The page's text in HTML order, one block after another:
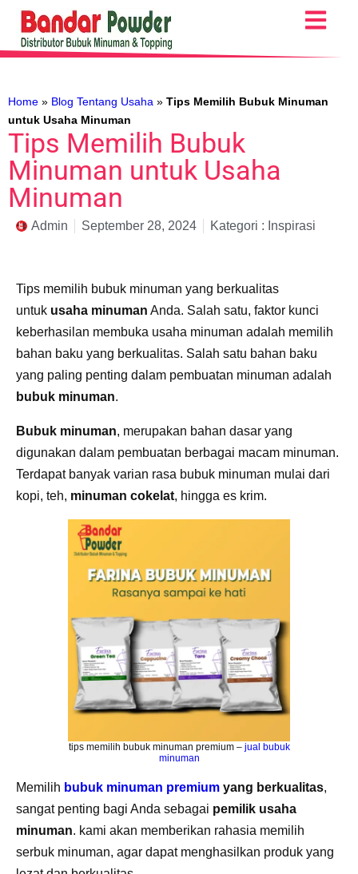
Home » Blog Tentang Usaha » Tips Memilih Bubuk Minuman
untuk Usaha Minuman
Tips Memilih Bubuk
Minuman untuk Usaha
Minuman
Admin September 28, 2024 Kategori : Inspirasi
Tips memilih bubuk minuman yang berkualitas
untuk usaha minuman Anda. Salah satu, faktor kunci
keberhasilan membuka usaha minuman adalah memilih
bahan baku yang berkualitas. Salah satu bahan baku
yang paling penting dalam pembuatan minuman adalah
bubuk minuman.
Bubuk minuman, merupakan bahan dasar yang
digunakan dalam pembuatan berbagai macam minuman.
Terdapat banyak varian rasa bubuk minuman mulai dari
kopi, teh, minuman cokelat, hingga es krim.
tips memilih bubuk minuman premium – jual bubuk
minuman
Memilih bubuk minuman premium yang berkualitas,
sangat penting bagi Anda sebagai pemilik usaha
minuman. kami akan memberikan rahasia memilih
serbuk minuman, agar dapat menghasilkan produk yang